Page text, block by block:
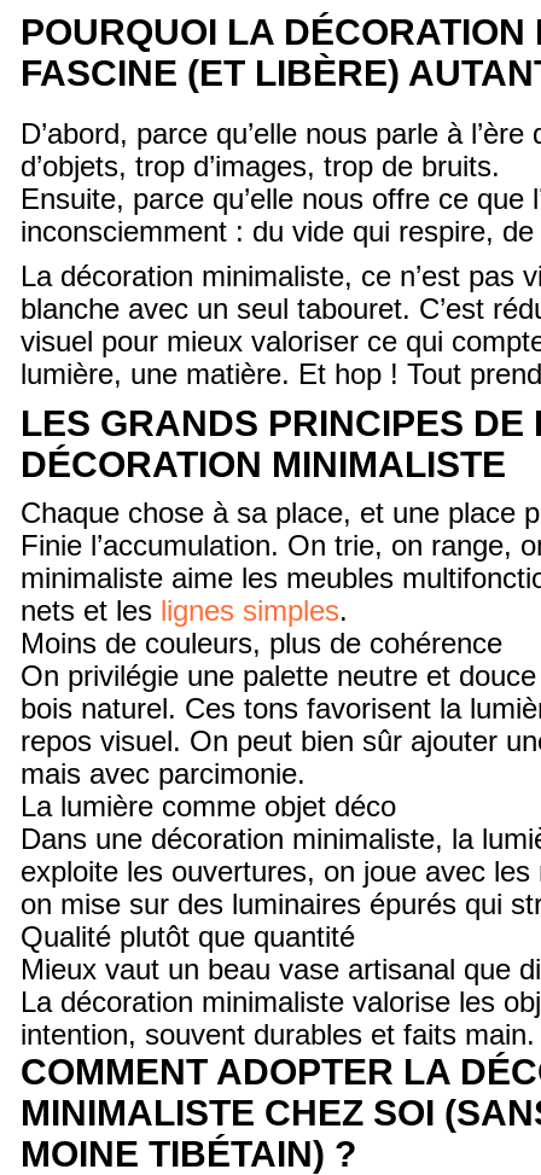
POURQUOI LA DÉCORATION
FASCINE (ET LIBÈRE)
D’abord, parce qu’elle nous parle à
d’objets, trop d’images, trop de bruits.
Ensuite, parce qu’elle nous offre ce que
inconsciemment : du vide qui respire, de
La décoration minimaliste, ce n’est pas
blanche avec un seul tabouret. C’est
visuel pour mieux valoriser ce qui
lumière, une matière. Et hop ! Tout
LES GRANDS PRINCIPES DE
DÉCORATION MINIMALISTE
Chaque chose à sa place, et une place
Finie l’accumulation. On trie, on range,
minimaliste aime les meubles
nets et les lignes simples.
Moins de couleurs, plus de cohérence
On privilégie une palette neutre et
bois naturel. Ces tons favorisent la
repos visuel. On peut bien sûr ajouter
mais avec parcimonie.
La lumière comme objet déco
Dans une décoration minimaliste, la
exploite les ouvertures, on joue avec
on mise sur des luminaires épurés qui
Qualité plutôt que quantité
Mieux vaut un beau vase artisanal que
La décoration minimaliste valorise les
intention, souvent durables et faits main.
COMMENT ADOPTER LA
MINIMALISTE CHEZ SOI
MOINE TIBÉTAIN) ?